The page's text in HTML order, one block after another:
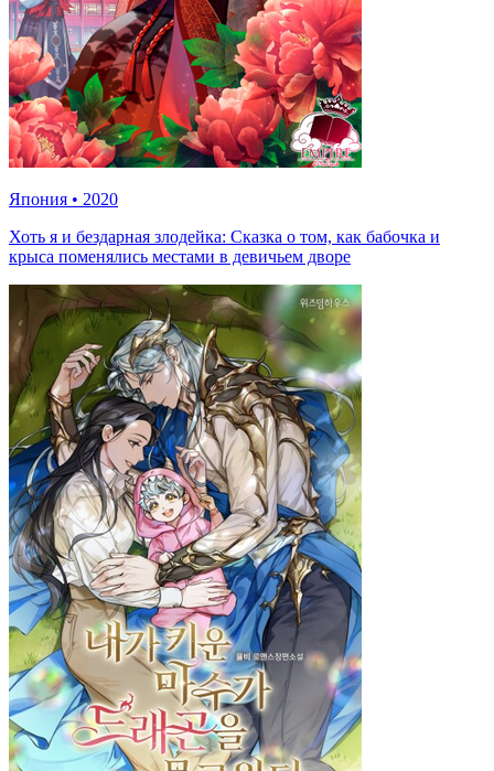
Япония • 2020
Хоть я и бездарная злодейка: Сказка о том, как бабочка и
крыса поменялись местами в девичьем дворе